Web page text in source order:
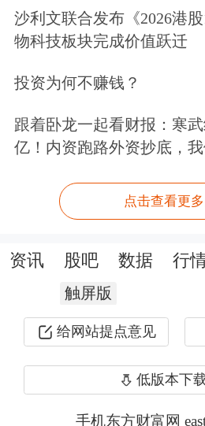
一个投资者，不管是
交易员，都可以通过
国债期货的价格变化
的投资者在国债期货
时的反映，信息的包
再次，国债期货提高
流动性。国债期货上
在跨期现货操作的需
和实物交割的需求，
持续成为市场交易
时，国债期货还提高
沙利文联合发布《2026港
物科技板块完成价值跃迁
投资为何不赚钱？
跟着卧龙一起看财报：寒
亿！内资跑路外资抄底，
点击查看更
资讯 股吧 数据 行
触屏版
给网站提点意见
低版本下
手机东方财富网